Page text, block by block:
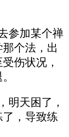
参加某个禅
个法，出
伤状况，
明天困了，
，导致练